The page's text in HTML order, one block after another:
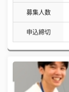
募集人数
申込締切